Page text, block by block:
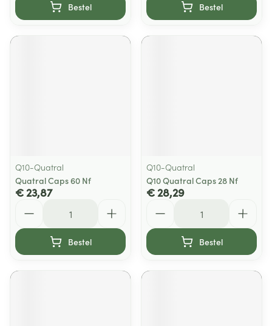
Bestel Bestel
Q10-Quatral
Quatral Caps 60 Nf
€ 23,87
Bestel
Q10-Quatral
Q10 Quatral Caps 28 Nf
€ 28,29
Bestel